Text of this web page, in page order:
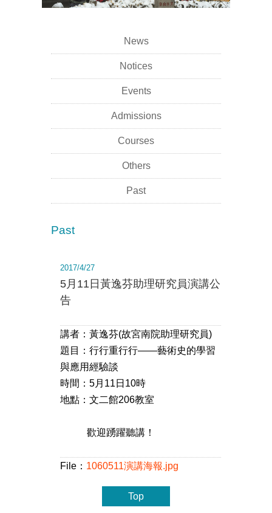
News
Notices
Events
Admissions
Courses
Others
Past
Past
2017/4/27
5月11日黃逸芬助理研究員演講公
告
講者：黃逸芬(故宮南院助理研究員)
題目：行行重行行——藝術史的學習
與應用經驗談
時間：5月11日10時
地點： 文二館206教室
歡迎踴躍聽講！
File： 1060511演講海報.jpg
Top